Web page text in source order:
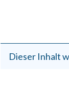
Dieser Inhalt